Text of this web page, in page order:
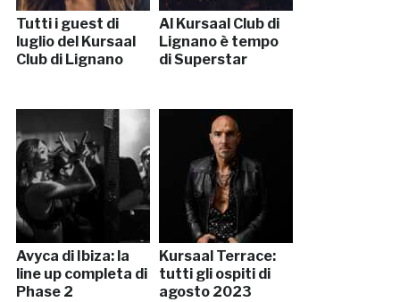
Tutti i guest di
luglio del Kursaal
Club di Lignano
Al Kursaal Club di
Lignano è tempo
di Superstar
Avyca di Ibiza: la
line up completa di
Phase 2
Kursaal Terrace:
tutti gli ospiti di
agosto 2023